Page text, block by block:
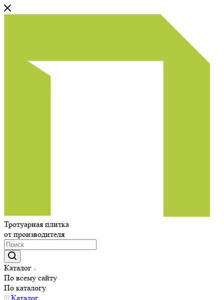
Тротуарная плитка
от производителя
Каталог
По всему сайту
По каталогу
Каталог